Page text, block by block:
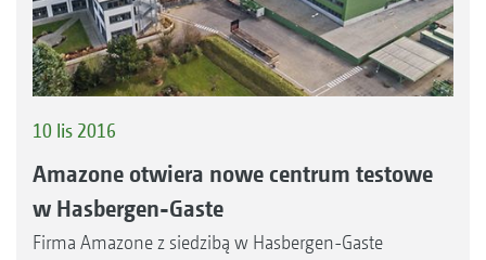
10 lis 2016
Amazone otwiera nowe centrum testowe
w Hasbergen-Gaste
Firma Amazone z siedzibą w Hasbergen-Gaste